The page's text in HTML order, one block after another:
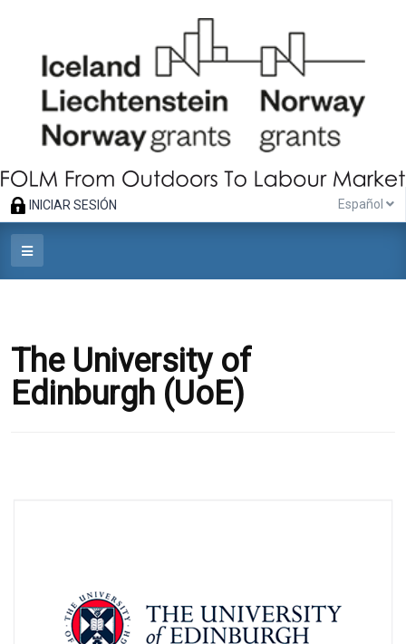
INICIAR SESIÓN Español
The University of
Edinburgh (UoE)